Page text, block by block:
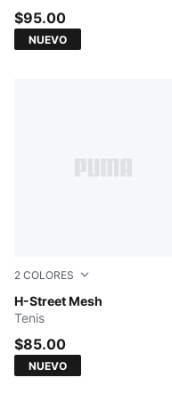
$95.00
NUEVO
2 COLORES
H-Street Mesh
Buttercream-Gum
Tenis
$85.00
NUEVO